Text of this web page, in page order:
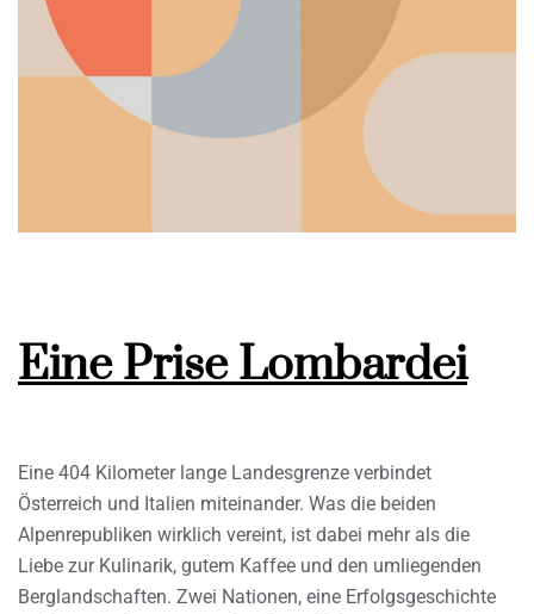
Eine Prise Lombardei
Eine 404 Kilometer lange Landesgrenze verbindet
Österreich und Italien miteinander. Was die beiden
Alpenrepubliken wirklich vereint, ist dabei mehr als die
Liebe zur Kulinarik, gutem Kaffee und den umliegenden
Berglandschaften. Zwei Nationen, eine Erfolgsgeschichte